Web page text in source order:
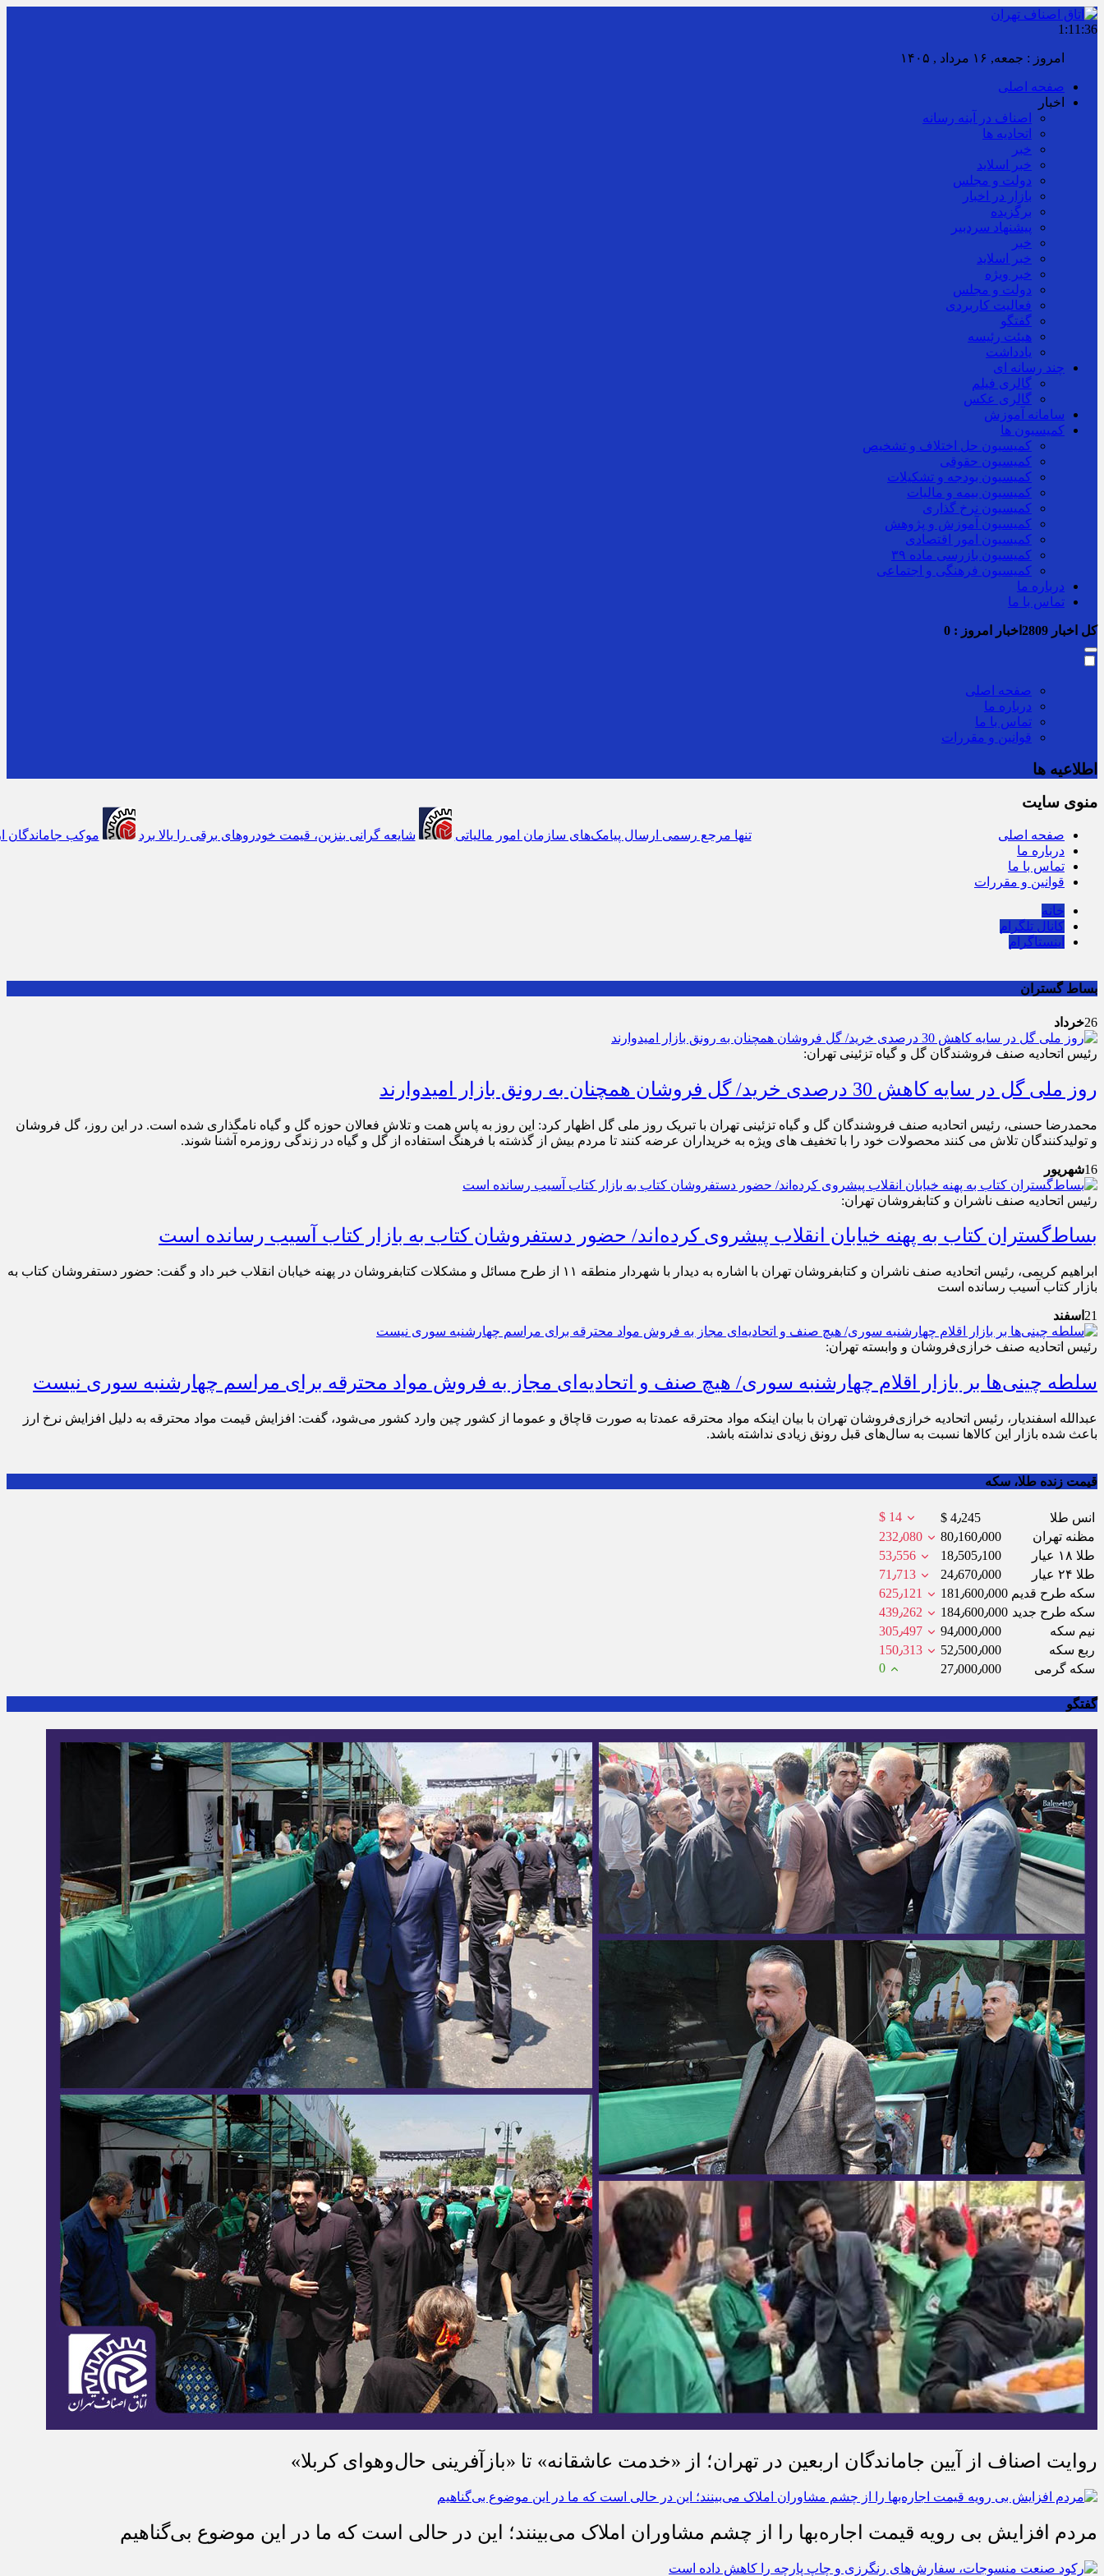
1:11:38
برابر با : Friday - 7 August - 2026
صفحه اصلی
اخبار
اصناف در آینه رسانه
اتحادیه ها
خبر
خبر اسلايد
دولت و مجلس
بازار در اخبار
برگزیده
پیشنهاد سردبیر
خبر
خبر اسلايد
خبر ویژه
دولت و مجلس
فعالیت کاربردی
گفتگو
هیئت رئیسه
یادداشت
چند رسانه ای
گالری فیلم
گالری عکس
سامانه آموزش
کمیسیون ها
کمیسیون حل اختلاف و تشخیص
کمیسیون حقوقی
کمیسیون بودجه و تشکیلات
کمیسیون بیمه و مالیات
کمیسیون نرخ گذاری
کمیسیون آموزش و پژوهش
کمیسیون امور اقتصادی
کمیسیون بازرسی ماده ۳۹
کمیسیون فرهنگی و اجتماعی
درباره ما
تماس با ما
کل اخبار اخبار امروز : 0
صفحه اصلی
درباره ما
تماس با ما
قوانین و مقررات
اطلاعیه ها
سرشماره «MALIAT» تنها مرجع رسمی ارسال پیامک‌های سازمان امور مالیاتی شایعه گرانی بنزین، قیمت خودروهای برقی را بالا برد موکب جاماندگان اربعین اتاق اصناف تهران و اتحادیه های صنفی برپا شد
منوی
صفحه اصلی
درباره ما
قوانین و مقررات
خانه
بساط گستران
26خرداد
رئیس اتحادیه صنف فروشندگان گل و گیاه تزئینی تهران:
روز ملی گل در سایه کاهش 30 درصدی خرید/ گل‌ فروشان همچنان به رونق بازار امیدوارند
و تولیدکنندگان تلاش می‌ کنند محصولات خود را با تخفیف‌ های ویژه به خریداران عرضه کنند تا مردم بیش از گذشته با فرهنگ استفاده از گل و گیاه در زندگی روزمره آشنا شوند.
16شهریور
رئیس اتحادیه صنف ناشران و کتابفروشان تهران:
بساط‌گستران کتاب به پهنه خیابان انقلاب پیشروی کرده‌اند/ حضور دستفروشان کتاب به بازار کتاب آسیب رسانده ‎است
بازار کتاب آسیب رسانده ‎است
21اسفند
رئیس اتحادیه صنف خرازی‌فروشان و وابسته تهران:
سلطه چینی‌ها بر بازار اقلام چهارشنبه سوری/ هیچ صنف و اتحادیه‌ای مجاز به فروش مواد محترقه برای مراسم چهارشنبه سوری نیست
قیمت زنده طلا، سکه
انس طلا $ 4٫245
$ 14
مظنه تهران
80٫160٫000
طلا ۱۸ عیار
18٫505٫100
طلا ۲۴ عیار
24٫670٫000
71٫713
سکه طرح قدیم
181٫600٫000
سکه طرح جدید
184٫600٫000
نیم سکه
94٫000٫000
ربع سکه
52٫500٫000
سکه گرمی
27٫000٫000 0
گفتگو
روایت اصناف از آیین جاماندگان اربعین در تهران؛ از «خدمت عاشقانه» تا «بازآفرینی حال‌وهوای کربلا»
مردم افزایش بی رویه قیمت اجاره‌بها را از چشم مشاوران املاک می‌بینند؛ این در حالی است که ما در این موضوع بی‌گناهیم